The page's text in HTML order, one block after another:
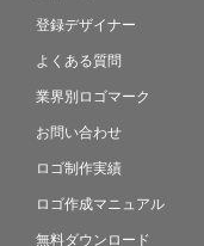
登録デザイナー
よくある質問
業界別ロゴマーク
お問い合わせ
ロゴ制作実績
ロゴ作成マニュアル
無料ダウンロード